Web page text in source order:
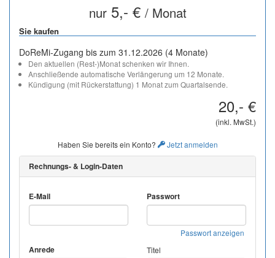
nur5,- € / Monat
Sie kaufen
DoReMi-Zugang bis zum 31.12.2026 (4 Monate)
Den aktuellen (Rest-)Monat schenken wir Ihnen.
Anschließende automatische Verlängerung um 12 Monate.
Kündigung (mit Rückerstattung) 1 Monat zum Quartalsende.
20,- €
(inkl. MwSt.)
Haben Sie bereits ein Konto? Jetzt anmelden
Rechnungs- & Login-Daten
E-Mail Passwort
Passwort anzeigen
Anrede Titel